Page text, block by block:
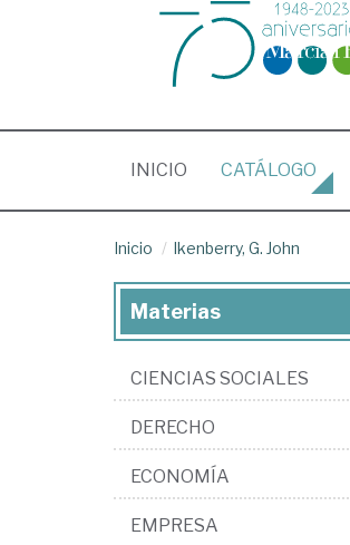
INICIO (CURRENT)
CATÁLOGO
Inicio Ikenberry, G. John
Materias
CIENCIAS SOCIALES
DERECHO
ECONOMÍA
EMPRESA